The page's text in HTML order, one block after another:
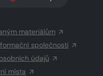
materiálům
společnosti
údajů
místa